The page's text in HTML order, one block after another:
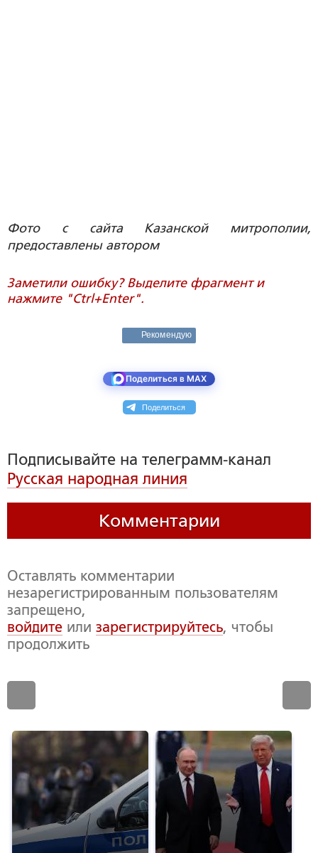
Фото с сайта Казанской митрополии,
предоставлены автором
Заметили ошибку? Выделите фрагмент и
нажмите "Ctrl+Enter".
Рекомендую
Поделиться в MAX
Поделиться
Подписывайте на телеграмм-канал
Русская народная линия
Комментарии
Оставлять комментарии
незарегистрированным пользователям
запрещено,
войдите или зарегистрируйтесь, чтобы
продолжить